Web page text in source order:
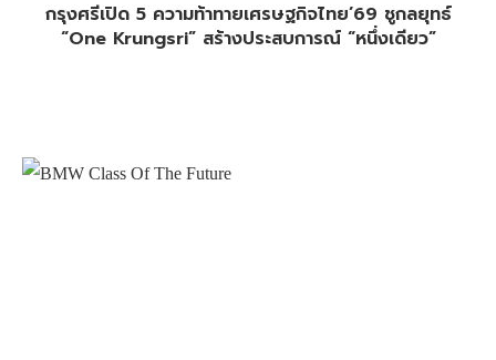
กรุงศรีเปิด 5 ความท้าทายเศรษฐกิจไทย’69 ชูกลยุทธ์
“One Krungsri” สร้างประสบการณ์ “หนึ่งเดียว”